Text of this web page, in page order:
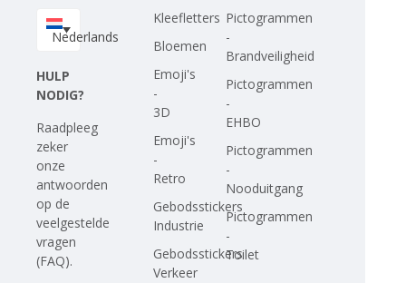
Nederlands
HULP
NODIG?
Raadpleeg
zeker
onze
antwoorden
op de
veelgestelde
vragen
(FAQ).
Kleefletters
Bloemen
Emoji's
-
3D
Emoji's
-
Retro
Gebodsstickers
Industrie
Gebodsstickers
Verkeer
Pictogrammen
-
Brandveiligheid
Pictogrammen
-
EHBO
Pictogrammen
-
Nooduitgang
Pictogrammen
-
Toilet